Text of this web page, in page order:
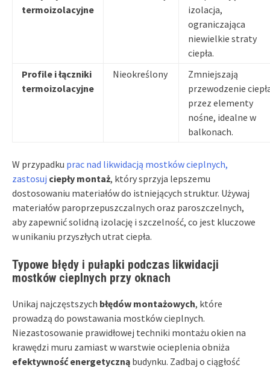
termoizolacyjne
izolacja,
ograniczająca
niewielkie straty
ciepła.
Profile i łączniki
termoizolacyjne
Nieokreślony
Zmniejszają
przewodzenie
przez elementy
nośne, idealne w
balkonach.
W przypadku prac nad likwidacją mostków cieplnych,
zastosuj ciepły montaż, który sprzyja lepszemu
dostosowaniu materiałów do istniejących struktur. Używaj
materiałów paroprzepuszczalnych oraz paroszczelnych,
aby zapewnić solidną izolację i szczelność, co jest kluczowe
w unikaniu przyszłych utrat ciepła.
Typowe błędy i pułapki podczas likwidacji
mostków cieplnych przy oknach
Unikaj najczęstszych błędów montażowych, które
prowadzą do powstawania mostków cieplnych.
Niezastosowanie prawidłowej techniki montażu okien na
krawędzi muru zamiast w warstwie ocieplenia obniża
efektywność energetyczną budynku. Zadbaj o ciągłość